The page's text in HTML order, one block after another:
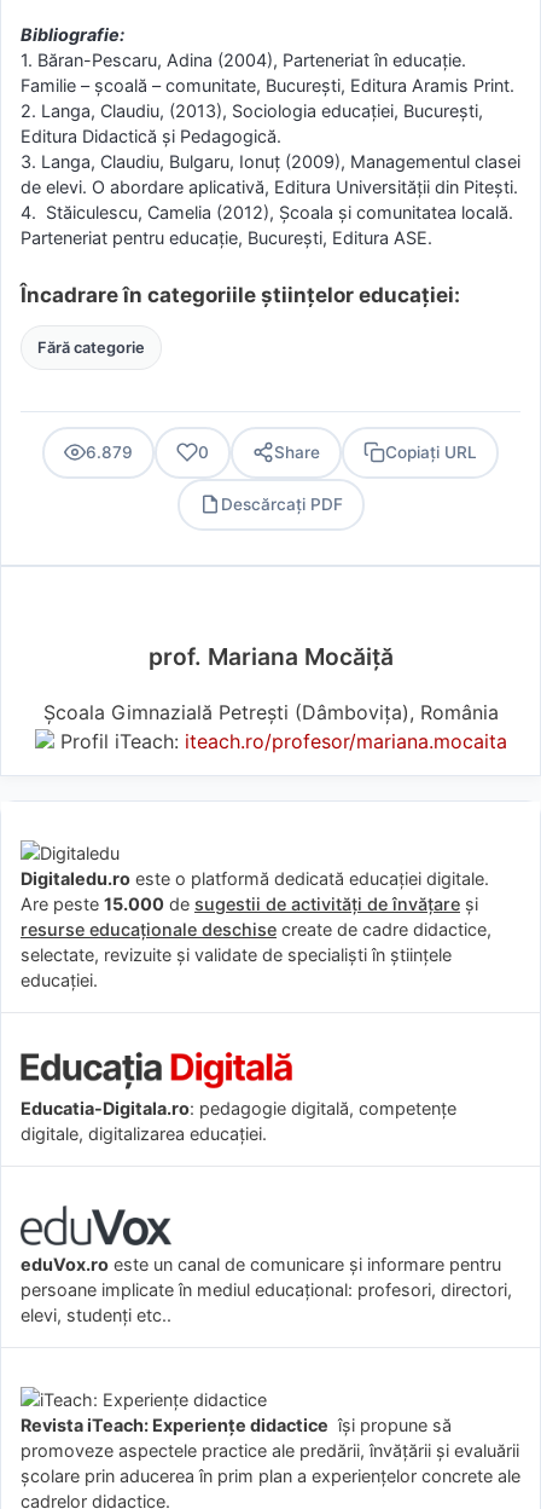
Bibliografie:
1. Băran-Pescaru, Adina (2004), Parteneriat în educaţie.
Familie – şcoală – comunitate, Bucureşti, Editura Aramis Print.
2. Langa, Claudiu, (2013), Sociologia educaţiei, Bucureşti,
Editura Didactică şi Pedagogică.
3. Langa, Claudiu, Bulgaru, Ionuț (2009), Managementul clasei
de elevi. O abordare aplicativă, Editura Universității din Pitești.
4. Stăiculescu, Camelia (2012), Şcoala şi comunitatea locală.
Parteneriat pentru educaţie, Bucureşti, Editura ASE.
Încadrare în categoriile științelor educației:
Fără categorie
6.879 0 Share Copiați URL
Descărcați PDF
prof. Mariana Mocăiţă
Şcoala Gimnazială Petreşti (Dâmboviţa), România
Profil iTeach: iteach.ro/profesor/mariana.mocaita
Digitaledu.ro este o platformă dedicată educației digitale.
Are peste 15.000 de sugestii de activități de învățare și
resurse educaționale deschise create de cadre didactice,
selectate, revizuite și validate de specialiști în științele
educației.
Educatia-Digitala.ro: pedagogie digitală, competențe
digitale, digitalizarea educației.
eduVox.ro este un canal de comunicare și informare pentru
persoane implicate în mediul educațional: profesori, directori,
elevi, studenți etc..
Revista iTeach: Experienţe didactice îşi propune să
promoveze aspectele practice ale predării, învăţării şi evaluării
şcolare prin aducerea în prim plan a experienţelor concrete ale
cadrelor didactice.